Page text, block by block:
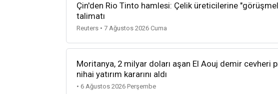
Çin'den Rio Tinto hamlesi: Çelik üreticilerine
talimatı
Reuters • 7 Ağustos 2026 Cuma
Moritanya, 2 milyar doları aşan El Aouj demir cevheri
nihai yatırım kararını aldı
• 6 Ağustos 2026 Perşembe